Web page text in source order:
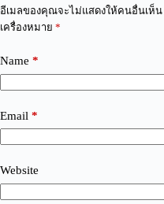
อีเมลของคุณจะไม่แสดงให้คนอื่นเห็น
เครื่องหมาย *
Name *
Email *
Website
A
l
r
a
t
i
: